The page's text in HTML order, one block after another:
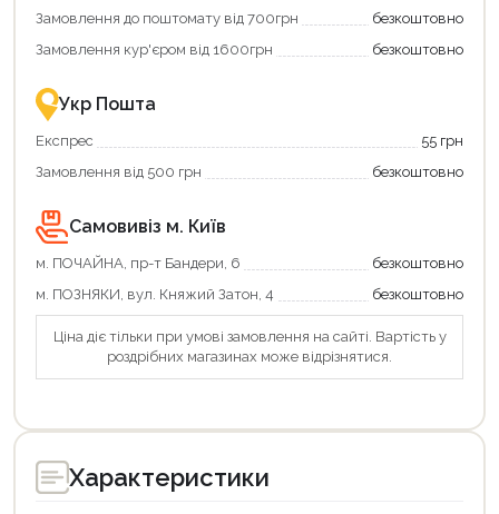
картою
єКнига
–
зручно
та
Замовлення до поштомату від 700грн
безкоштовно
Замовлення кур'єром від 1600грн
безкоштовно
Укр Пошта
Експрес
55 грн
Замовлення від 500 грн
безкоштовно
Самовивіз м. Київ
м. ПОЧАЙНА, пр-т Бандери, 6
безкоштовно
м. ПОЗНЯКИ, вул. Княжий Затон, 4
безкоштовно
Ціна діє тільки при умові замовлення на сайті. Вартість у
роздрібних магазинах може відрізнятися.
Характеристики
Продовжити покупки
Оформити замовлення